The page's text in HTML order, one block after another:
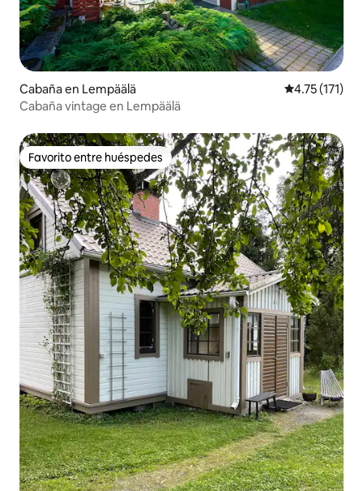
Cabaña en Lempäälä Calificación
4.75 (171)
Cabaña vintage en Lempäälä
Favorito entre huéspedes
Favorito entre huéspedes